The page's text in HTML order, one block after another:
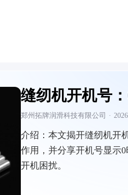
缝纫机开机号
郑州拓牌润滑科技有限公司 ·
介绍： 本文揭开缝纫机开
作用，并分享开机号显示
开机困扰。